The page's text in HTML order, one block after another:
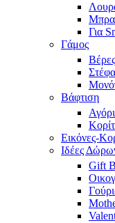
Για
Γάμος
Βέρες
Βάφτιση
Αγόρι
Εικόνες-
Ιδέες
Gift